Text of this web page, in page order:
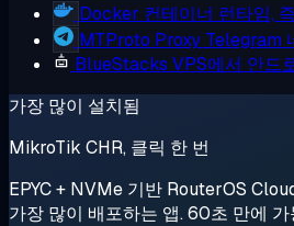
Docker 컨테이너 런타임,
MTProto Proxy Telegram
BlueStacks VPS에서 안드
가장 많이 설치됨
MikroTik CHR, 클릭 한 번
EPYC + NVMe 기반 RouterOS
가장 많이 배포하는 앱. 60초 만에 가